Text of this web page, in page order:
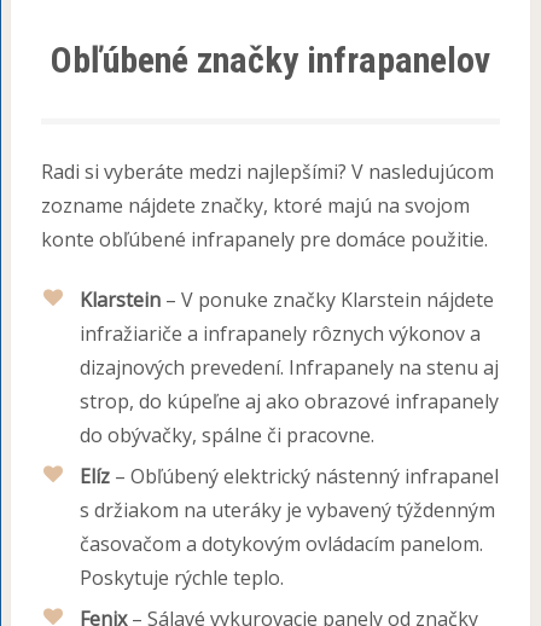
Obľúbené značky infrapanelov
Radi si vyberáte medzi najlepšími? V nasledujúcom
zozname nájdete značky, ktoré majú na svojom
konte obľúbené infrapanely pre domáce použitie.
Klarstein– V ponuke značky Klarstein nájdete
infražiariče a infrapanely rôznych výkonov a
dizajnových prevedení. Infrapanely na stenu aj
strop, do kúpeľne aj ako obrazové infrapanely
do obývačky, spálne či pracovne.
Elíz– Obľúbený elektrický nástenný infrapanel
s držiakom na uteráky je vybavený týždenným
časovačom a dotykovým ovládacím panelom.
Poskytuje rýchle teplo.
Fenix– Sálavé vykurovacie panely od značky